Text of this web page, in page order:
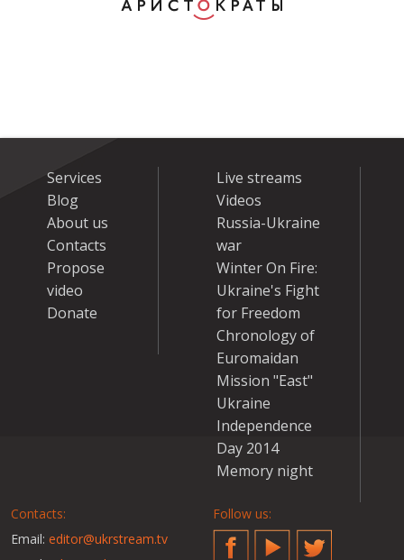
Services
Blog
About us
Contacts
Propose
video
Donate
Live streams
Videos
Russia-Ukraine
war
Winter On Fire:
Ukraine's Fight
for Freedom
Chronology of
Euromaidan
Mission "East"
Ukraine
Independence
Day 2014
Memory night
Contacts:
Email: editor@ukrstream.tv
Follow us:
FacebookYouTubeTwitter